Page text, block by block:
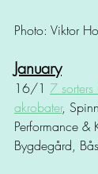
Photo: Viktor
January
16/1 7
akrobater,
Performance &
Bygdegård,